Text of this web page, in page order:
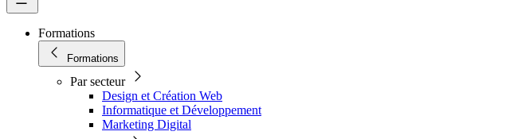
Formations
Formations
Par secteur
Design et Création Web
Informatique et Développement
Marketing Digital